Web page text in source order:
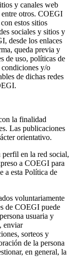
y canales web
otros. COEGI
estos sitios
sociales y sitios y
desde los enlaces
queda previa y
de uso, políticas de
y/o
de dichas redes
la finalidad
Las publicaciones
orientativo.
en la red social,
a COEGI para
a esta Política de
voluntariamente
de COEGI puede
usuaria y
enviar
sorteos y
de la persona
en general, la